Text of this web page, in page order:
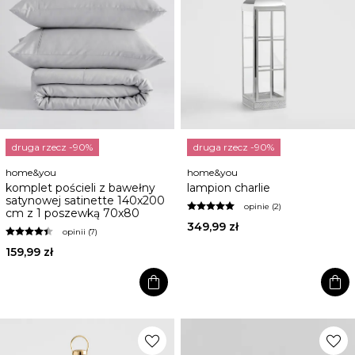
druga rzecz -90%
home&you
komplet pościeli z bawełny
satynowej satinette 140x200
cm z 1 poszewką 70x80
opinii (7)
159,99 zł
shopping_bag
druga rzecz -90%
home&you
lampion charlie
opinie (2)
349,99 zł
shopping_bag
favorite favorite